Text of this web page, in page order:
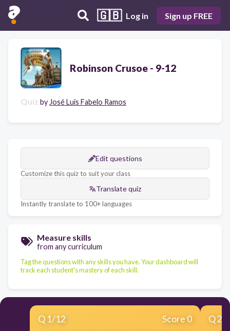
🇬🇧 Log in Sign up FREE
Robinson Crusoe - 9-12
Quiz by José Luis Fabelo Ramos
Edit questions
Customize this quiz to suit your class
Translate quiz
Instantly translate to 100+ languages
Measure skills
from any curriculum
Tag the questions with any skills you have. Your dashboard will
track each student's mastery of each skill.
Q 1/12 Score 0 Q2